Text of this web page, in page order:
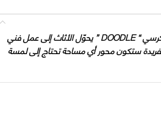
لوحة فنية مصممة خصيصا لك ! كرسي “ DOODLE ” يحوّل الأثاث إلى عمل فني
ستكون محور أي مساحة تحتاج إلى لمسة